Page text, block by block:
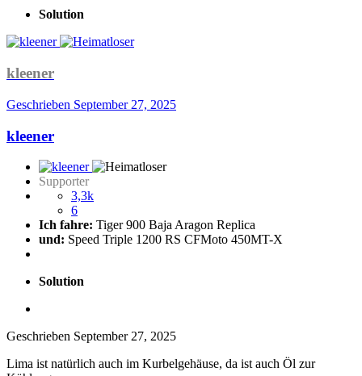
Solution
kleener
Geschrieben September 27, 2025
kleener
Supporter
3,3k
6
Ich fahre: Tiger 900 Baja Aragon Replica
und: Speed Triple 1200 RS CFMoto 450MT-X
Solution
Geschrieben September 27, 2025
Lima ist natürlich auch im Kurbelgehäuse, da ist auch Öl zur